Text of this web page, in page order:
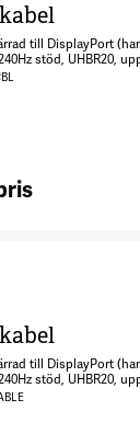
till DisplayPort
stöd, UHBR20,
till DisplayPort
stöd, UHBR20,